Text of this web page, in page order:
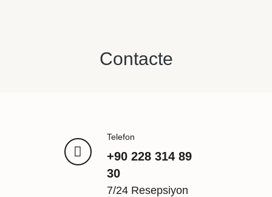
Contacte
Telefon
+90 228 314 89
30
7/24 Resepsiyon